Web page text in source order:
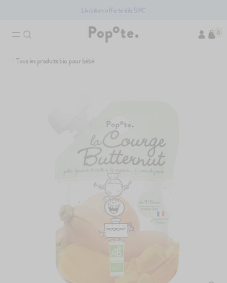
Livraison offerte dès 59€
0
Tous les produits bio pour bébé